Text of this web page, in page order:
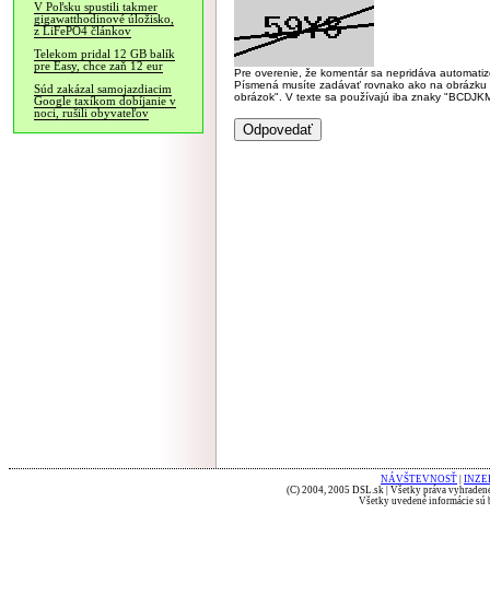
V Poľsku spustili takmer
gigawatthodinové úložisko,
z LiFePO4 článkov
Telekom pridal 12 GB balík
pre Easy, chce zaň 12 eur
Súd zakázal samojazdiacim
Google taxíkom dobíjanie v
noci, rušili obyvateľov
Pre overenie, že komentár sa nepridáva
Písmená musíte zadávať rovnako ako na
obrázok". V texte sa používajú iba znaky
NÁVŠTEVNOSŤ
(C) 2004, 2005 DSL.sk | Všetky práva
Všetky uvedené informácie sú